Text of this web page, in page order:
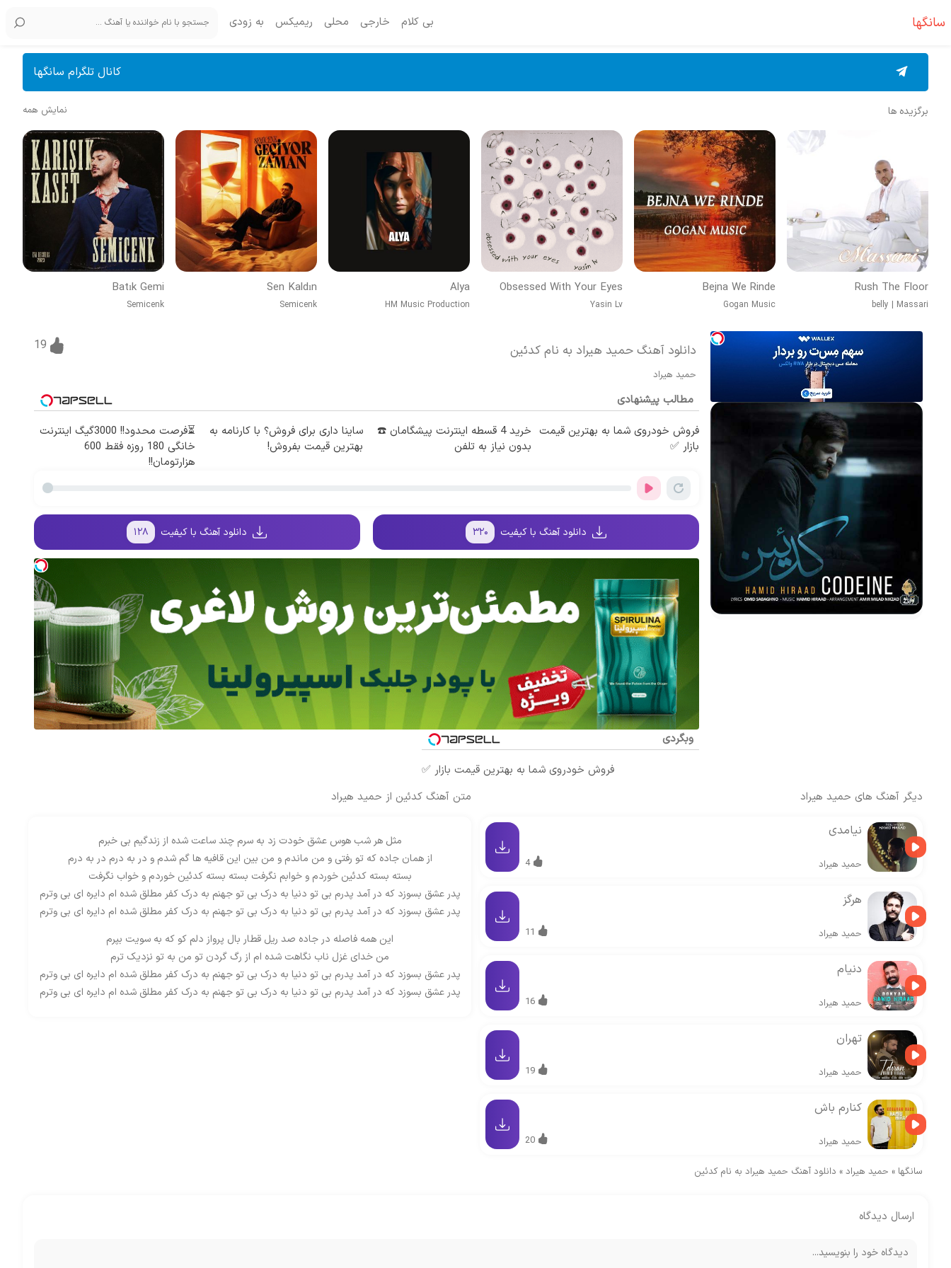
سانگها بی کلام خارجی محلی ریمیکس به زودی
کانال تلگرام سانگها
برگزیده ها نمایش همه
Rush The Floor
belly | Massari
Bejna We Rinde
Gogan Music
Obsessed With Your Eyes
Yasin Lv
Alya
HM Music Production
Sen Kaldın
Semicenk
Batık Gemi
Semicenk
دانلود آهنگ حمید هیراد به نام کدئین
حمید هیراد
19
مطالب پیشنهادی
فروش خودروی شما به بهترین قیمت
بازار ✅
خرید 4 قسطه اینترنت پیشگامان ☎️
بدون نیاز به تلفن
ساینا داری برای فروش؟ با کارنامه به
بهترین قیمت بفروش!
⏳فرصت محدود!! 3000گیگ اینترنت
خانگی 180 روزه فقط 600
هزارتومان!!
دانلود آهنگ با کیفیت ۳۲۰ دانلود آهنگ با کیفیت ۱۲۸
وبگردی
فروش خودروی شما به بهترین قیمت بازار ✅
متن آهنگ کدئین از حمید هیراد
مثل هر شب هوس عشق خودت زد به سرم چند ساعت شده از زندگیم بی خبرم
از همان جاده که تو رفتی و من ماندم و من بین این قافیه ها گم شدم و در به درم در به درم
بسته بسته کدئین خوردم و خوابم نگرفت بسته بسته کدئین خوردم و خواب نگرفت
پدر عشق بسوزد که در آمد پدرم بی تو دنیا به درک بی تو جهنم به درک کفر مطلق شده ام دایره ای بی وترم
پدر عشق بسوزد که در آمد پدرم بی تو دنیا به درک بی تو جهنم به درک کفر مطلق شده ام دایره ای بی وترم
این همه فاصله در جاده صد ریل قطار بال پرواز دلم کو که به سویت بپرم
من خدای غزل ناب نگاهت شده ام از رگ گردن تو من به تو نزدیک ترم
پدر عشق بسوزد که در آمد پدرم بی تو دنیا به درک بی تو جهنم به درک کفر مطلق شده ام دایره ای بی وترم
پدر عشق بسوزد که در آمد پدرم بی تو دنیا به درک بی تو جهنم به درک کفر مطلق شده ام دایره ای بی وترم
دیگر آهنگ های حمید هیراد
نیامدی
حمید هیراد 4
هرگز
حمید هیراد 11
دنیام
حمید هیراد 16
تهران
حمید هیراد 19
کنارم باش
حمید هیراد 20
سانگها » حمید هیراد » دانلود آهنگ حمید هیراد به نام کدئین
ارسال دیدگاه